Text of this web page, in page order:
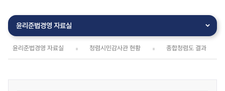
윤리준법경영 자료실
윤리준법경영 자료실 청렴시민감사관 현황 종합청렴도 결과